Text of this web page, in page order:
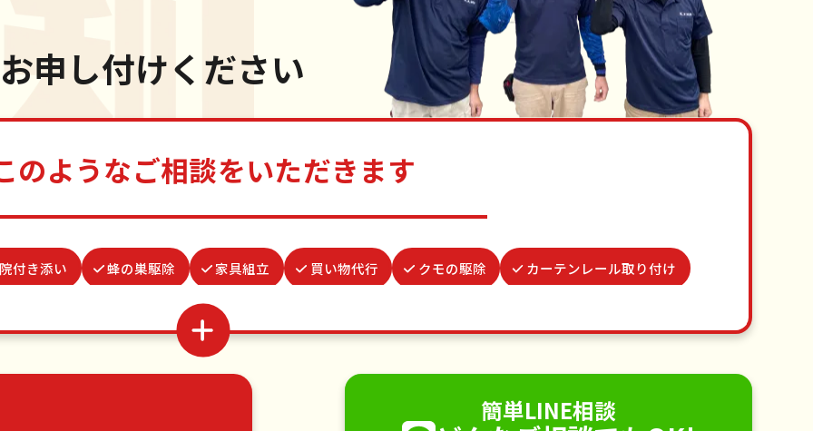
お申し付けください
のようなご相談をいただきます
付き添い 蜂の巣駆除 家具組立 買い物代行 クモの駆除 カーテンレール取り付け
ベランダ掃除
波板張替え
簡単LINE相談